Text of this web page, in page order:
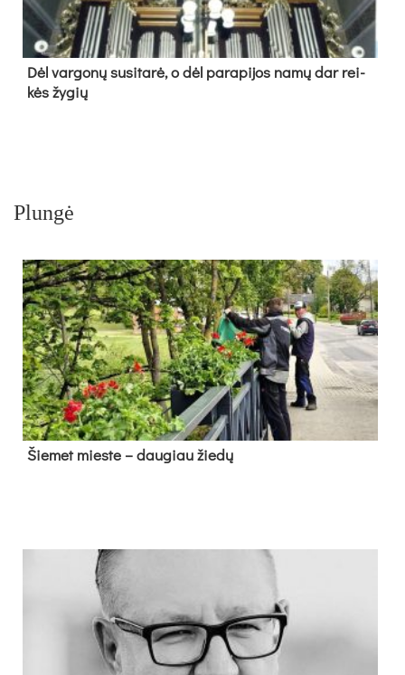
Dėl var­go­nų su­si­ta­rė, o dėl pa­ra­pi­jos na­mų dar rei­
kės žy­gių
Plungė
Šie­met mies­te – dau­giau žie­dų